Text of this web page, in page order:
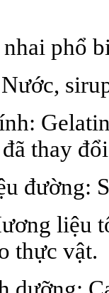
phổ
thay
đường:
liệu
thực vật.